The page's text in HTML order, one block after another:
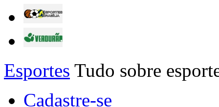
Esportes Tudo sobre
Cadastre-se